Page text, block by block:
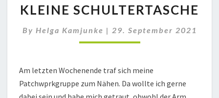
SCHULTERTASCHE
KLEINE SCHULTERTASCHE
By Helga Kamjunke | 29. September 2021
Am letzten Wochenende traf sich meine
Patchwprkgruppe zum Nähen. Da wollte ich gerne